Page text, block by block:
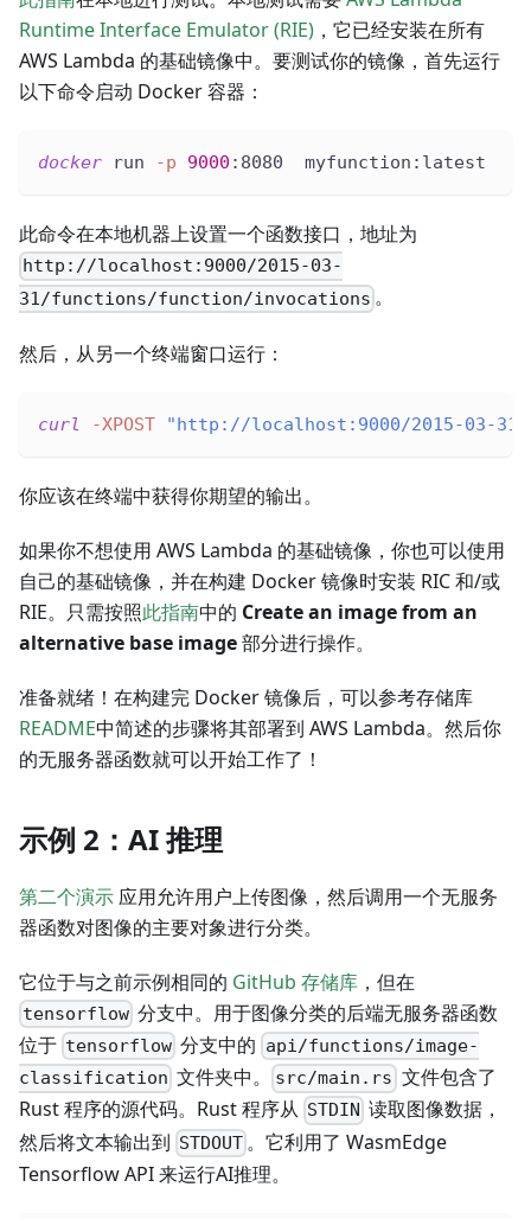
Runtime Interface Emulator (RIE) ，它已经安装在所有
AWS Lambda 的基础镜像中。要测试你的镜像，首先运行
以下命令启动 Docker 容器：
docker run -p 9000 :8080  myfunction:latest
此命令在本地机器上设置一个函数接口，地址为
http://localhost:9000/2015-03-
31/functions/function/invocations 。
然后，从另一个终端窗口运行：
curl -XPOST "http://localhost:9000/2015-03-
你应该在终端中获得你期望的输出。
如果你不想使用 AWS Lambda 的基础镜像，你也可以使用
自己的基础镜像，并在构建 Docker 镜像时安装 RIC 和/或
RIE。只需按照此指南中的 Create an image from an
alternative base image部分进行操作。
准备就绪！在构建完 Docker 镜像后，可以参考存储库
README中简述的步骤将其部署到 AWS Lambda。然后你
的无服务器函数就可以开始工作了！
示例 2：AI 推理
第二个演示 应用允许用户上传图像，然后调用一个无服务
器函数对图像的主要对象进行分类。
它位于与之前示例相同的 GitHub 存储库 ，但在
tensorflow 分支中。用于图像分类的后端无服务器函数
位于 tensorflow 分支中的 api/functions/image-
classification 文件夹中。 src/main.rs 文件包含了
Rust 程序的源代码。Rust 程序从 STDIN 读取图像数据，
然后将文本输出到 STDOUT 。它利用了 WasmEdge
Tensorflow API 来运行AI推理。